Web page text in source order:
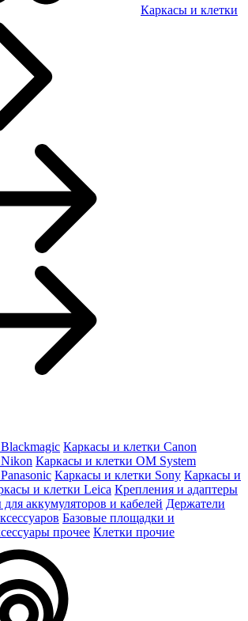
Каркасы и клетки
Каркасы и клетки Canon
Каркасы и клетки OM System
Каркасы и клетки Sony Каркасы и
и клетки Leica Крепления и адаптеры
аккумуляторов и кабелей Держатели
Базовые площадки и
прочее Клетки прочие